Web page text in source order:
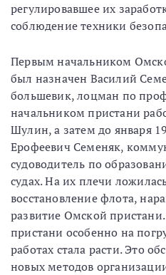
регулировавшее их
соблюдение техники
Первым начальником
был назначен Василий
большевик, лоцман по
начальником пристани
Шулин, а затем до января
Ерофеевич Семеняк,
судоводитель по
судах. На их плечи
восстановление флота,
развитие Омской
пристани особенно на
работах стала расти. Это
новых методов